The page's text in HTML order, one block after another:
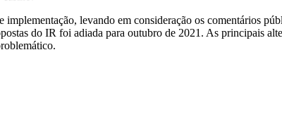
levando em consideração os comentários
do IR foi adiada para outubro de 2021. As principais